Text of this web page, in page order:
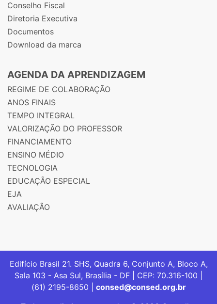
Conselho Fiscal
Diretoria Executiva
Documentos
Download da marca
AGENDA DA APRENDIZAGEM
REGIME DE COLABORAÇÃO
ANOS FINAIS
TEMPO INTEGRAL
VALORIZAÇÃO DO PROFESSOR
FINANCIAMENTO
ENSINO MÉDIO
TECNOLOGIA
EDUCAÇÃO ESPECIAL
EJA
AVALIAÇÃO
Edifício Brasil 21. SHS, Quadra 6, Conjunto A, Bloco A,
Sala 103 - Asa Sul, Brasília - DF | CEP: 70.316-100 |
(61) 2195-8650 | consed@consed.org.br